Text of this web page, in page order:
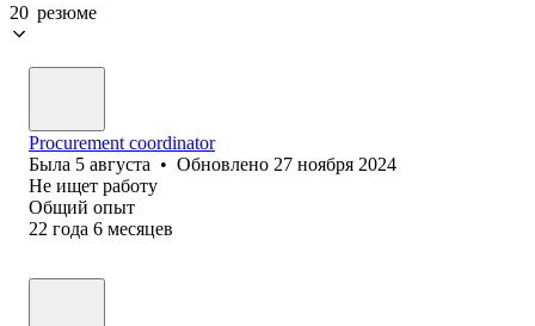
20 резюме
Procurement coordinator
Была 5 августа • Обновлено 27 ноября 2024
Не ищет работу
Общий опыт
22 года 6 месяцев